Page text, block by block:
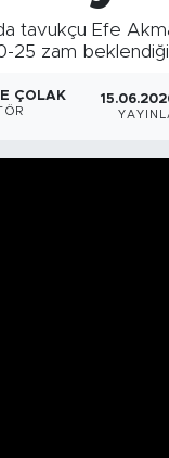
tavukçu Efe
25 zam
ÇOLAK
ve Fikstür